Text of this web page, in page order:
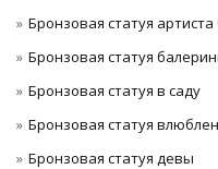
Бронзовая статуя артиста
Бронзовая статуя
Бронзовая статуя в саду
Бронзовая статуя
Бронзовая статуя девы